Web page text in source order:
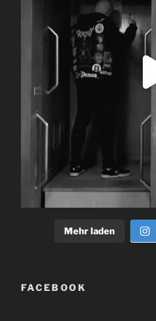
Mehr laden
FACEBOOK